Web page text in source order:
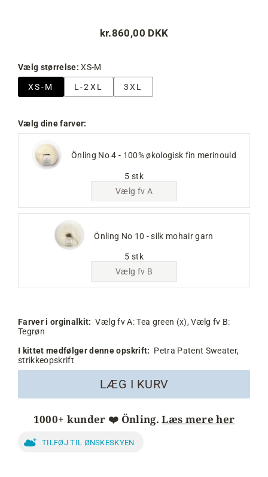
Normalpris
Tilbudspris
kr.860,00 DKK
Vælg størrelse:XS-M
XS-M L-2XL 3XL
Vælg dine farver:
Önling No 4 - 100% økologisk fin merinould
5 stk
Vælg fv A
Önling No 10 - silk mohair garn
5 stk
Vælg fv B
Farver i orginalkit:Vælg fv A: Tea green (x), Vælg fv B:
Tegrøn
I kittet medfølger denne opskrift: Petra Patent Sweater,
strikkeopskrift
LÆG I KURV
1000+ kunder ❤️ Önling.Læs mere her
TILFØJ TIL ØNSKESKYEN